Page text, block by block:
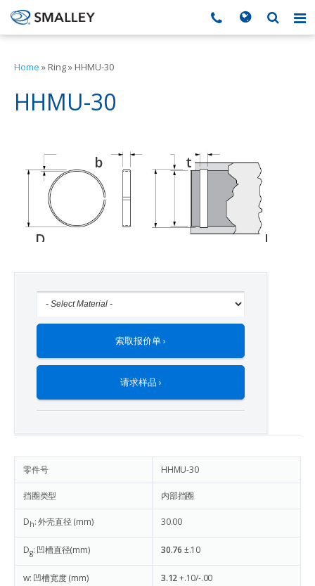
Search form
搜索
Home » Ring» HHMU-30
HHMU-30
b t
D
Do
索取报价单 ›
请求样品 ›
零件号 HHMU-30
挡圈类型 内部挡圈
Dh: 外壳直径 (mm) 30.00
Dg: 凹槽直径(mm) 30.76 ±.10
w: 凹槽宽度 (mm) 3.12+.10/-.00